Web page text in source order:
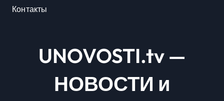
Контакты
UNOVOSTI.tv —
НОВОСТИ и